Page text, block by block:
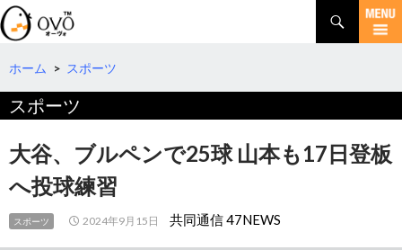
検
索
コ
テ
へ
動
ホーム > スポーツ
スポーツ
大谷、ブルペンで25球 山本も17日登板
へ投球練習
スポーツ 2024年9月15日 共同通信 47NEWS